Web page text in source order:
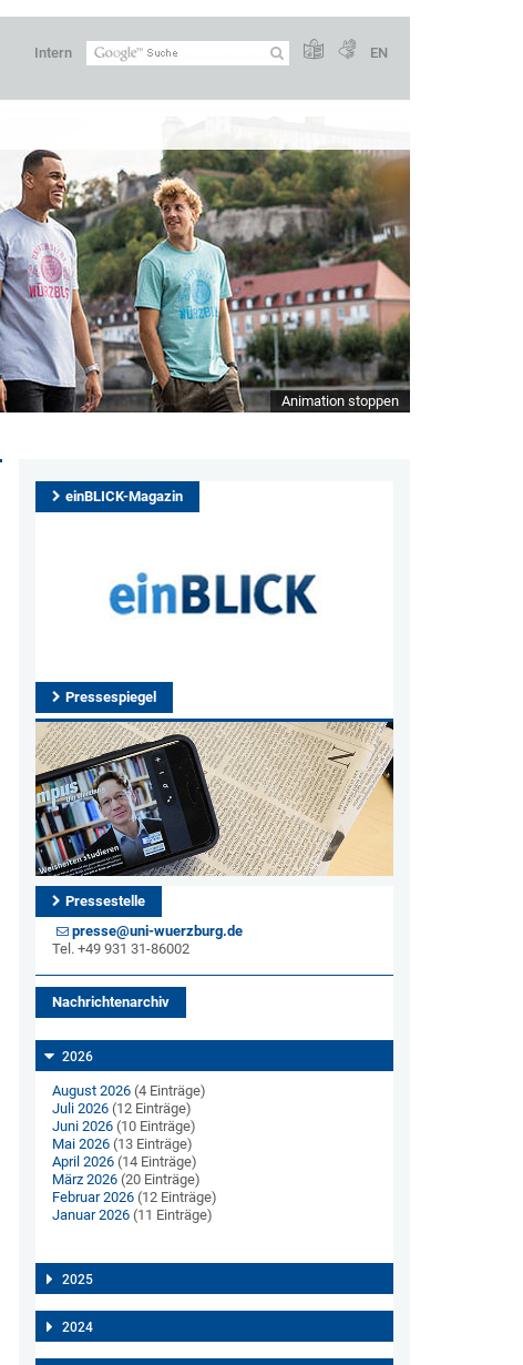
Intern EN
Animation stoppen
einBLICK-Magazin
Pressespiegel
Pressestelle
presse@uni-wuerzburg.de
Tel. +49 931 31-86002
Nachrichtenarchiv
2026
August 2026(4 Einträge)
Juli 2026(12 Einträge)
Juni 2026(10 Einträge)
Mai 2026(13 Einträge)
April 2026(14 Einträge)
März 2026(20 Einträge)
Februar 2026(12 Einträge)
Januar 2026(11 Einträge)
2025
2024